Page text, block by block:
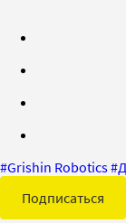
#Grishin Robotics#
Подписаться